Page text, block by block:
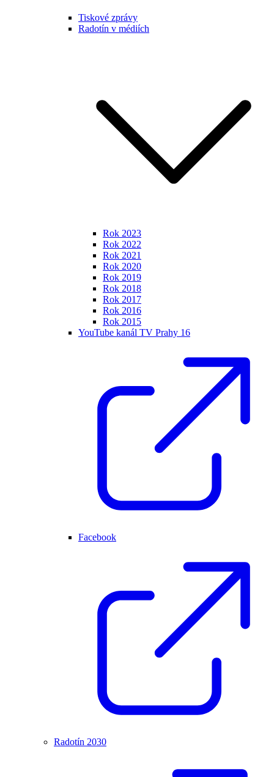
Tiskové zprávy
Radotín v médiích
Rok 2023
Rok 2022
Rok 2021
Rok 2020
Rok 2019
Rok 2018
Rok 2017
Rok 2016
Rok 2015
YouTube kanál TV Prahy 16
Facebook
Radotín 2030